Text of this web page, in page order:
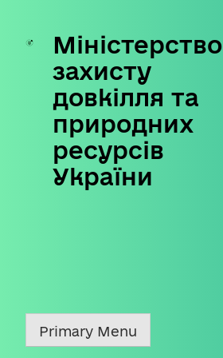
Skip
content
Міністерство
захисту
довкілля та
природних
ресурсів
України
Primary Menu